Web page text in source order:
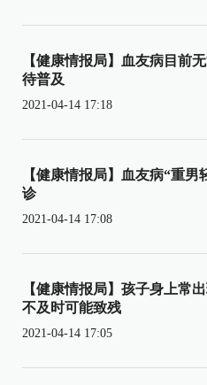
【健康情报局】血友病目前
待普及
2021-04-14 17:18
【健康情报局】血友病“重
诊
2021-04-14 17:08
【健康情报局】孩子身上常
不及时可能致残
2021-04-14 17:05